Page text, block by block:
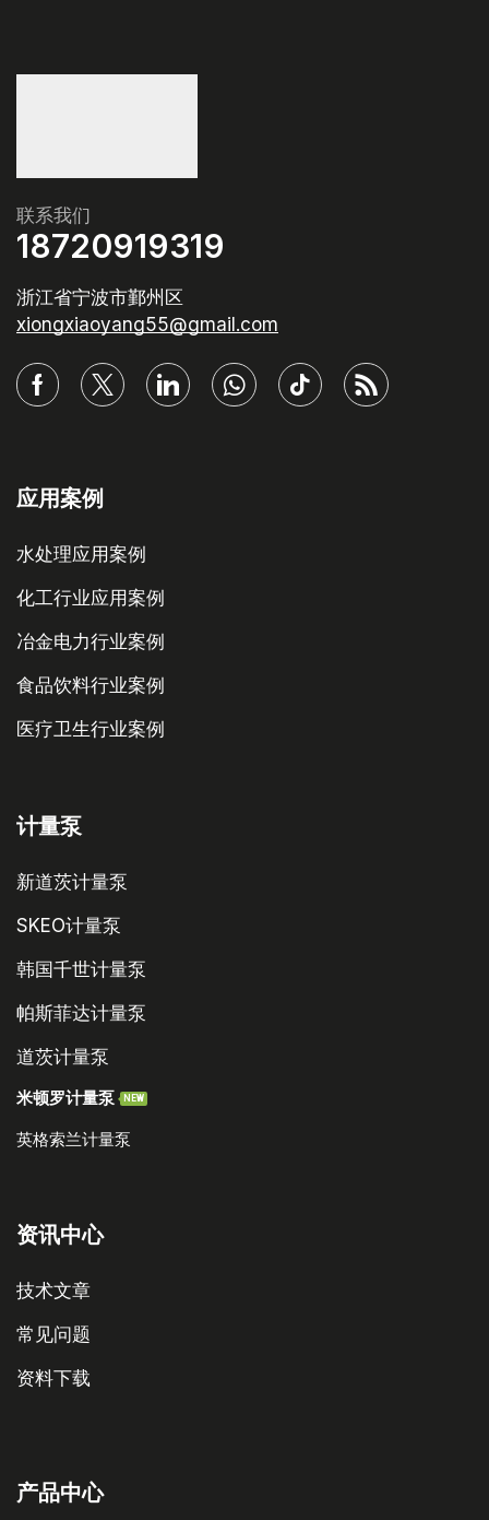
联系我们
18720919319
浙江省宁波市鄞州区
xiongxiaoyang55@gmail.com
应用案例
水处理应用案例
化工行业应用案例
冶金电力行业案例
食品饮料行业案例
医疗卫生行业案例
计量泵
新道茨计量泵
SKEO计量泵
韩国千世计量泵
帕斯菲达计量泵
道茨计量泵
米顿罗计量泵 NEW
英格索兰计量泵
资讯中心
技术文章
常见问题
资料下载
产品中心